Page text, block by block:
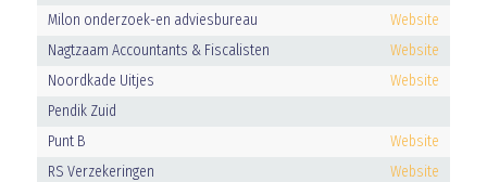
Milon onderzoek-en adviesbureau
Website
Nagtzaam Accountants & Fiscalisten
Website
Noordkade Uitjes
Website
Pendik Zuid
Punt B
Website
RS Verzekeringen
Website